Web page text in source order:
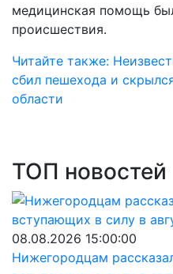
медицинская помощь
происшествия.
Читайте также:
сбил пешехода и
области
ТОП новостей
08.08.2026 15:00:00
Нижегородцам